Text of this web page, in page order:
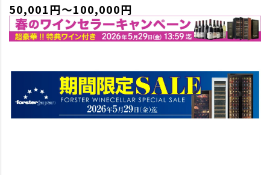
50,001円～100,000円